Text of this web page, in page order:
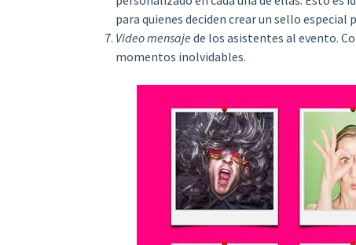
para quienes deciden crear un sello especial
Video mensaje de los asistentes al evento.
momentos inolvidables.